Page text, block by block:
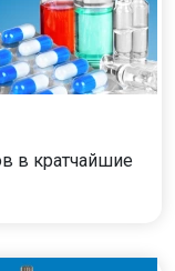
в кратчайшие